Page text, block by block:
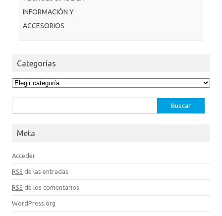
INFORMACIÓN Y
ACCESORIOS
Categorías
Categorías
Meta
Acceder
RSS de las entradas
RSS de los comentarios
WordPress.org